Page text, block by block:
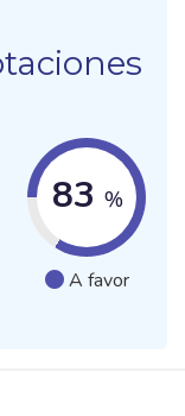
83 %
A favor